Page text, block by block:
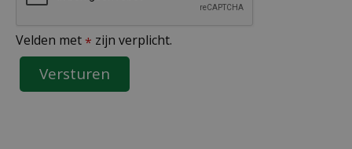
Velden met * zijn verplicht.